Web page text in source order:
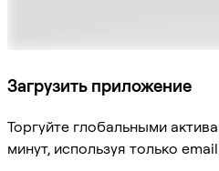
Загрузить приложение
Торгуйте глобальными
минут, используя только email.